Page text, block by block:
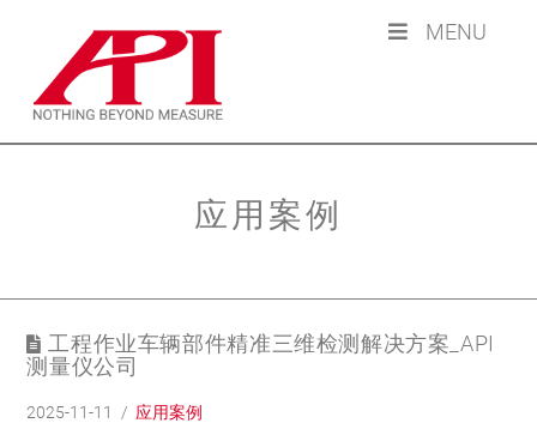
MENU
应用案例
工程作业车辆部件精准三维检测解决方案_API
测量仪公司
2025-11-11 应用案例